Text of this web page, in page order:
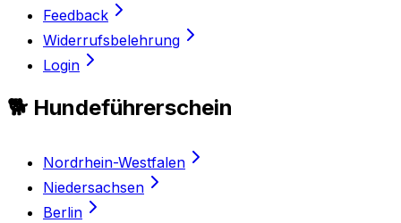
Feedback
Widerrufsbelehrung
Login
🐕 Hundeführerschein
Nordrhein-Westfalen
Niedersachsen
Berlin